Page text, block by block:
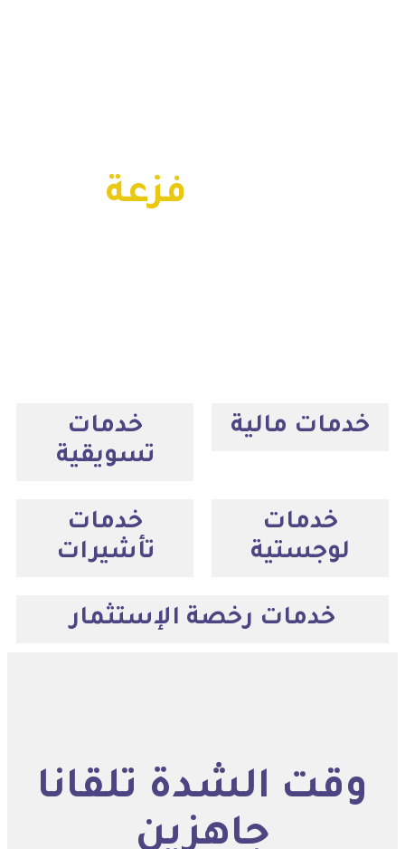
فزعة
خدمات مالية
خدمات
تسويقية
خدمات
لوجستية
خدمات
تأشيرات
خدمات رخصة الإستثمار
وقت الشدة تلقانا
جاهزين